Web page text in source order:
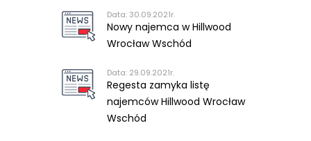
Data: 30.09.2021r.
Nowy najemca w Hillwood
Wrocław Wschód
Data: 29.09.2021r.
Regesta zamyka listę
najemców Hillwood Wrocław
Wschód